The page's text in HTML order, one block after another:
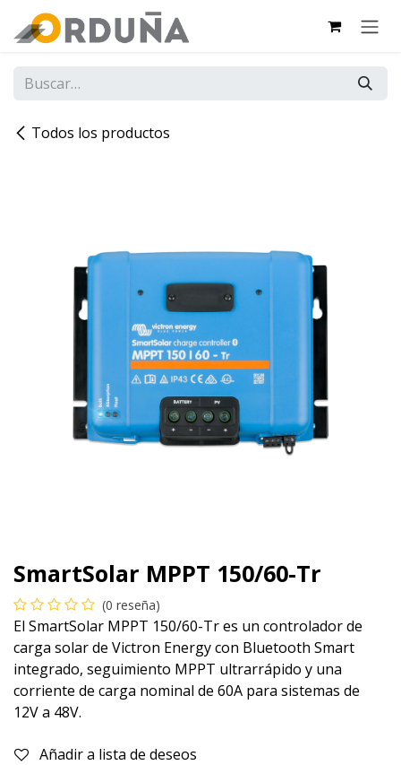
Todos los productos
SmartSolar MPPT 150/60-Tr
(0 reseña)
El SmartSolar MPPT 150/60-Tr es un controlador de
carga solar de Victron Energy con Bluetooth Smart
integrado, seguimiento MPPT ultrarrápido y una
corriente de carga nominal de 60A para sistemas de
12V a 48V.
Añadir a lista de deseos